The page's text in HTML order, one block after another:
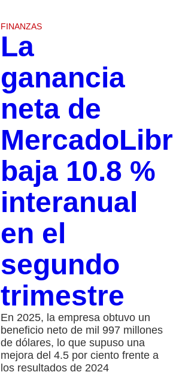
FINANZAS
La
ganancia
neta de
baja 10.8 %
interanual
en el
segundo
trimestre
En 2025, la empresa obtuvo un
beneficio neto de mil 997 millones
de dólares, lo que supuso una
mejora del 4.5 por ciento frente a
los resultados de 2024